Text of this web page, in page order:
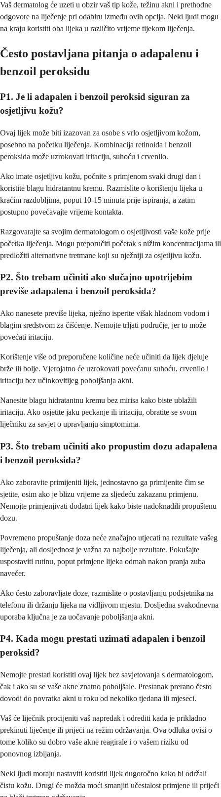
Vaš dermatolog će uzeti u obzir vaš tip kože, težinu akni i prethodne
odgovore na liječenje pri odabiru između ovih opcija. Neki ljudi mogu
na kraju koristiti oba lijeka u različito vrijeme tijekom liječenja.
Često postavljana pitanja o adapalenu i
benzoil peroksidu
P1. Je li adapalen i benzoil peroksid siguran za
osjetljivu kožu?
Ovaj lijek može biti izazovan za osobe s vrlo osjetljivom kožom,
posebno na početku liječenja. Kombinacija retinoida i benzoil
peroksida može uzrokovati iritaciju, suhoću i crvenilo.
Ako imate osjetljivu kožu, počnite s primjenom svaki drugi dan i
koristite blagu hidratantnu kremu. Razmislite o korištenju lijeka u
kraćim razdobljima, poput 10-15 minuta prije ispiranja, a zatim
postupno povećavajte vrijeme kontakta.
Razgovarajte sa svojim dermatologom o osjetljivosti vaše kože prije
početka liječenja. Mogu preporučiti početak s nižim koncentracijama ili
predložiti alternativne tretmane koji su nježniji za osjetljivu kožu.
P2. Što trebam učiniti ako slučajno upotrijebim
previše adapalena i benzoil peroksida?
Ako nanesete previše lijeka, nježno isperite višak hladnom vodom i
blagim sredstvom za čišćenje. Nemojte trljati područje, jer to može
povećati iritaciju.
Korištenje više od preporučene količine neće učiniti da lijek djeluje
brže ili bolje. Vjerojatno će uzrokovati povećanu suhoću, crvenilo i
iritaciju bez učinkovitijeg poboljšanja akni.
Nanesite blagu hidratantnu kremu bez mirisa kako biste ublažili
iritaciju. Ako osjetite jaku peckanje ili iritaciju, obratite se svom
liječniku za savjet o upravljanju simptomima.
P3. Što trebam učiniti ako propustim dozu adapalena
i benzoil peroksida?
Ako zaboravite primijeniti lijek, jednostavno ga primijenite čim se
sjetite, osim ako je blizu vrijeme za sljedeću zakazanu primjenu.
Nemojte primjenjivati dodatni lijek kako biste nadoknadili propuštenu
dozu.
Povremeno propuštanje doza neće značajno utjecati na rezultate vašeg
liječenja, ali dosljednost je važna za najbolje rezultate. Pokušajte
uspostaviti rutinu, poput primjene lijeka odmah nakon pranja zuba
navečer.
Ako često zaboravljate doze, razmislite o postavljanju podsjetnika na
telefonu ili držanju lijeka na vidljivom mjestu. Dosljedna svakodnevna
uporaba ključna je za uočavanje poboljšanja akni.
P4. Kada mogu prestati uzimati adapalen i benzoil
peroksid?
Nemojte prestati koristiti ovaj lijek bez savjetovanja s dermatologom,
čak i ako su se vaše akne znatno poboljšale. Prestanak prerano često
dovodi do povratka akni u roku od nekoliko tjedana ili mjeseci.
Vaš će liječnik procijeniti vaš napredak i odrediti kada je prikladno
prekinuti liječenje ili prijeći na režim održavanja. Ova odluka ovisi o
tome koliko su dobro vaše akne reagirale i o vašem riziku od
ponovnog izbijanja.
Neki ljudi moraju nastaviti koristiti lijek dugoročno kako bi održali
čistu kožu. Drugi će možda moći smanjiti učestalost primjene ili prijeći